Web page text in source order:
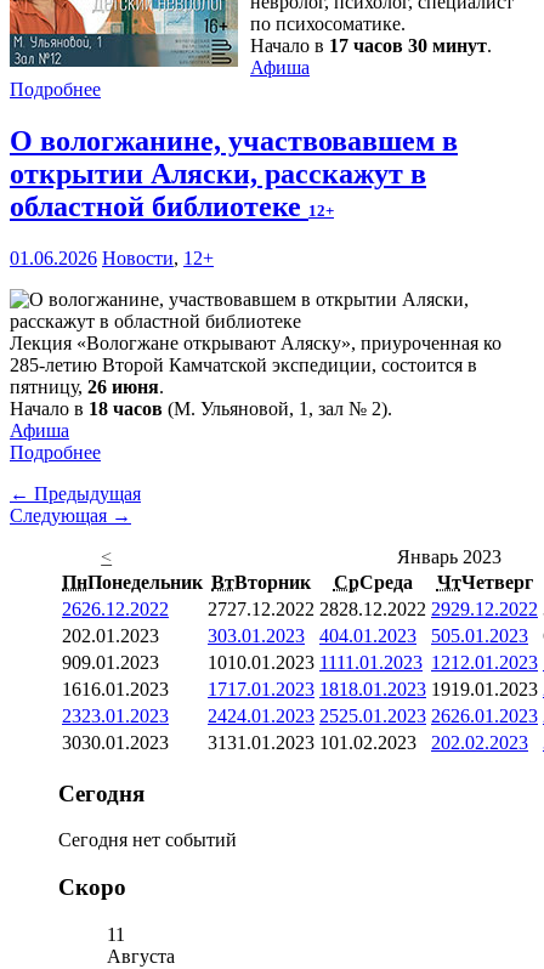
по психосоматике.
Начало в 17 часов 30 минут.
Афиша
Подробнее
О вологжанине, участвовавшем в
открытии Аляски, расскажут в
областной библиотеке 12+
01.06.2026 Новости, 12+
Лекция «Вологжане открывают Аляску», приуроченная ко
285-летию Второй Камчатской экспедиции, состоится в
пятницу, 26 июня.
Начало в 18 часов (М. Ульяновой, 1, зал № 2).
Афиша
Подробнее
← Предыдущая
Следующая →
<
Январь 2023
ПнПонедельник ВтВторник СрСреда ЧтЧетверг
2626.12.2022 2727.12.2022 2828.12.2022 2929.12.2022
202.01.2023 303.01.2023 404.01.2023 505.01.2023
909.01.2023 1010.01.2023 1111.01.2023 1212.01.2023
1616.01.2023 1717.01.2023 1818.01.2023 1919.01.2023
2323.01.2023 2424.01.2023 2525.01.2023 2626.01.2023
3030.01.2023 3131.01.2023 101.02.2023 202.02.2023
Сегодня
Сегодня нет событий
Скоро
11
Августа